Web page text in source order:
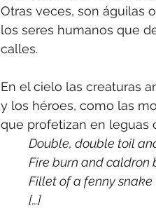
Otras veces, son águilas
los seres humanos que
calles.
En el cielo las creaturas
y los héroes, como las
que profetizan en leguas
Double, double toil
Fire burn and caldron
Fillet of a fenny snake
[…]